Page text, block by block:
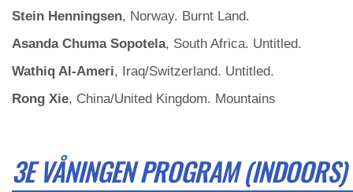
Stein Henningsen, Norway. Burnt Land.
Asanda Chuma Sopotela, South Africa. Untitled.
Wathiq Al-Ameri, Iraq/Switzerland. Untitled.
Rong Xie, China/United Kingdom. Mountains
3E VÅNINGEN PROGRAM (INDOORS)